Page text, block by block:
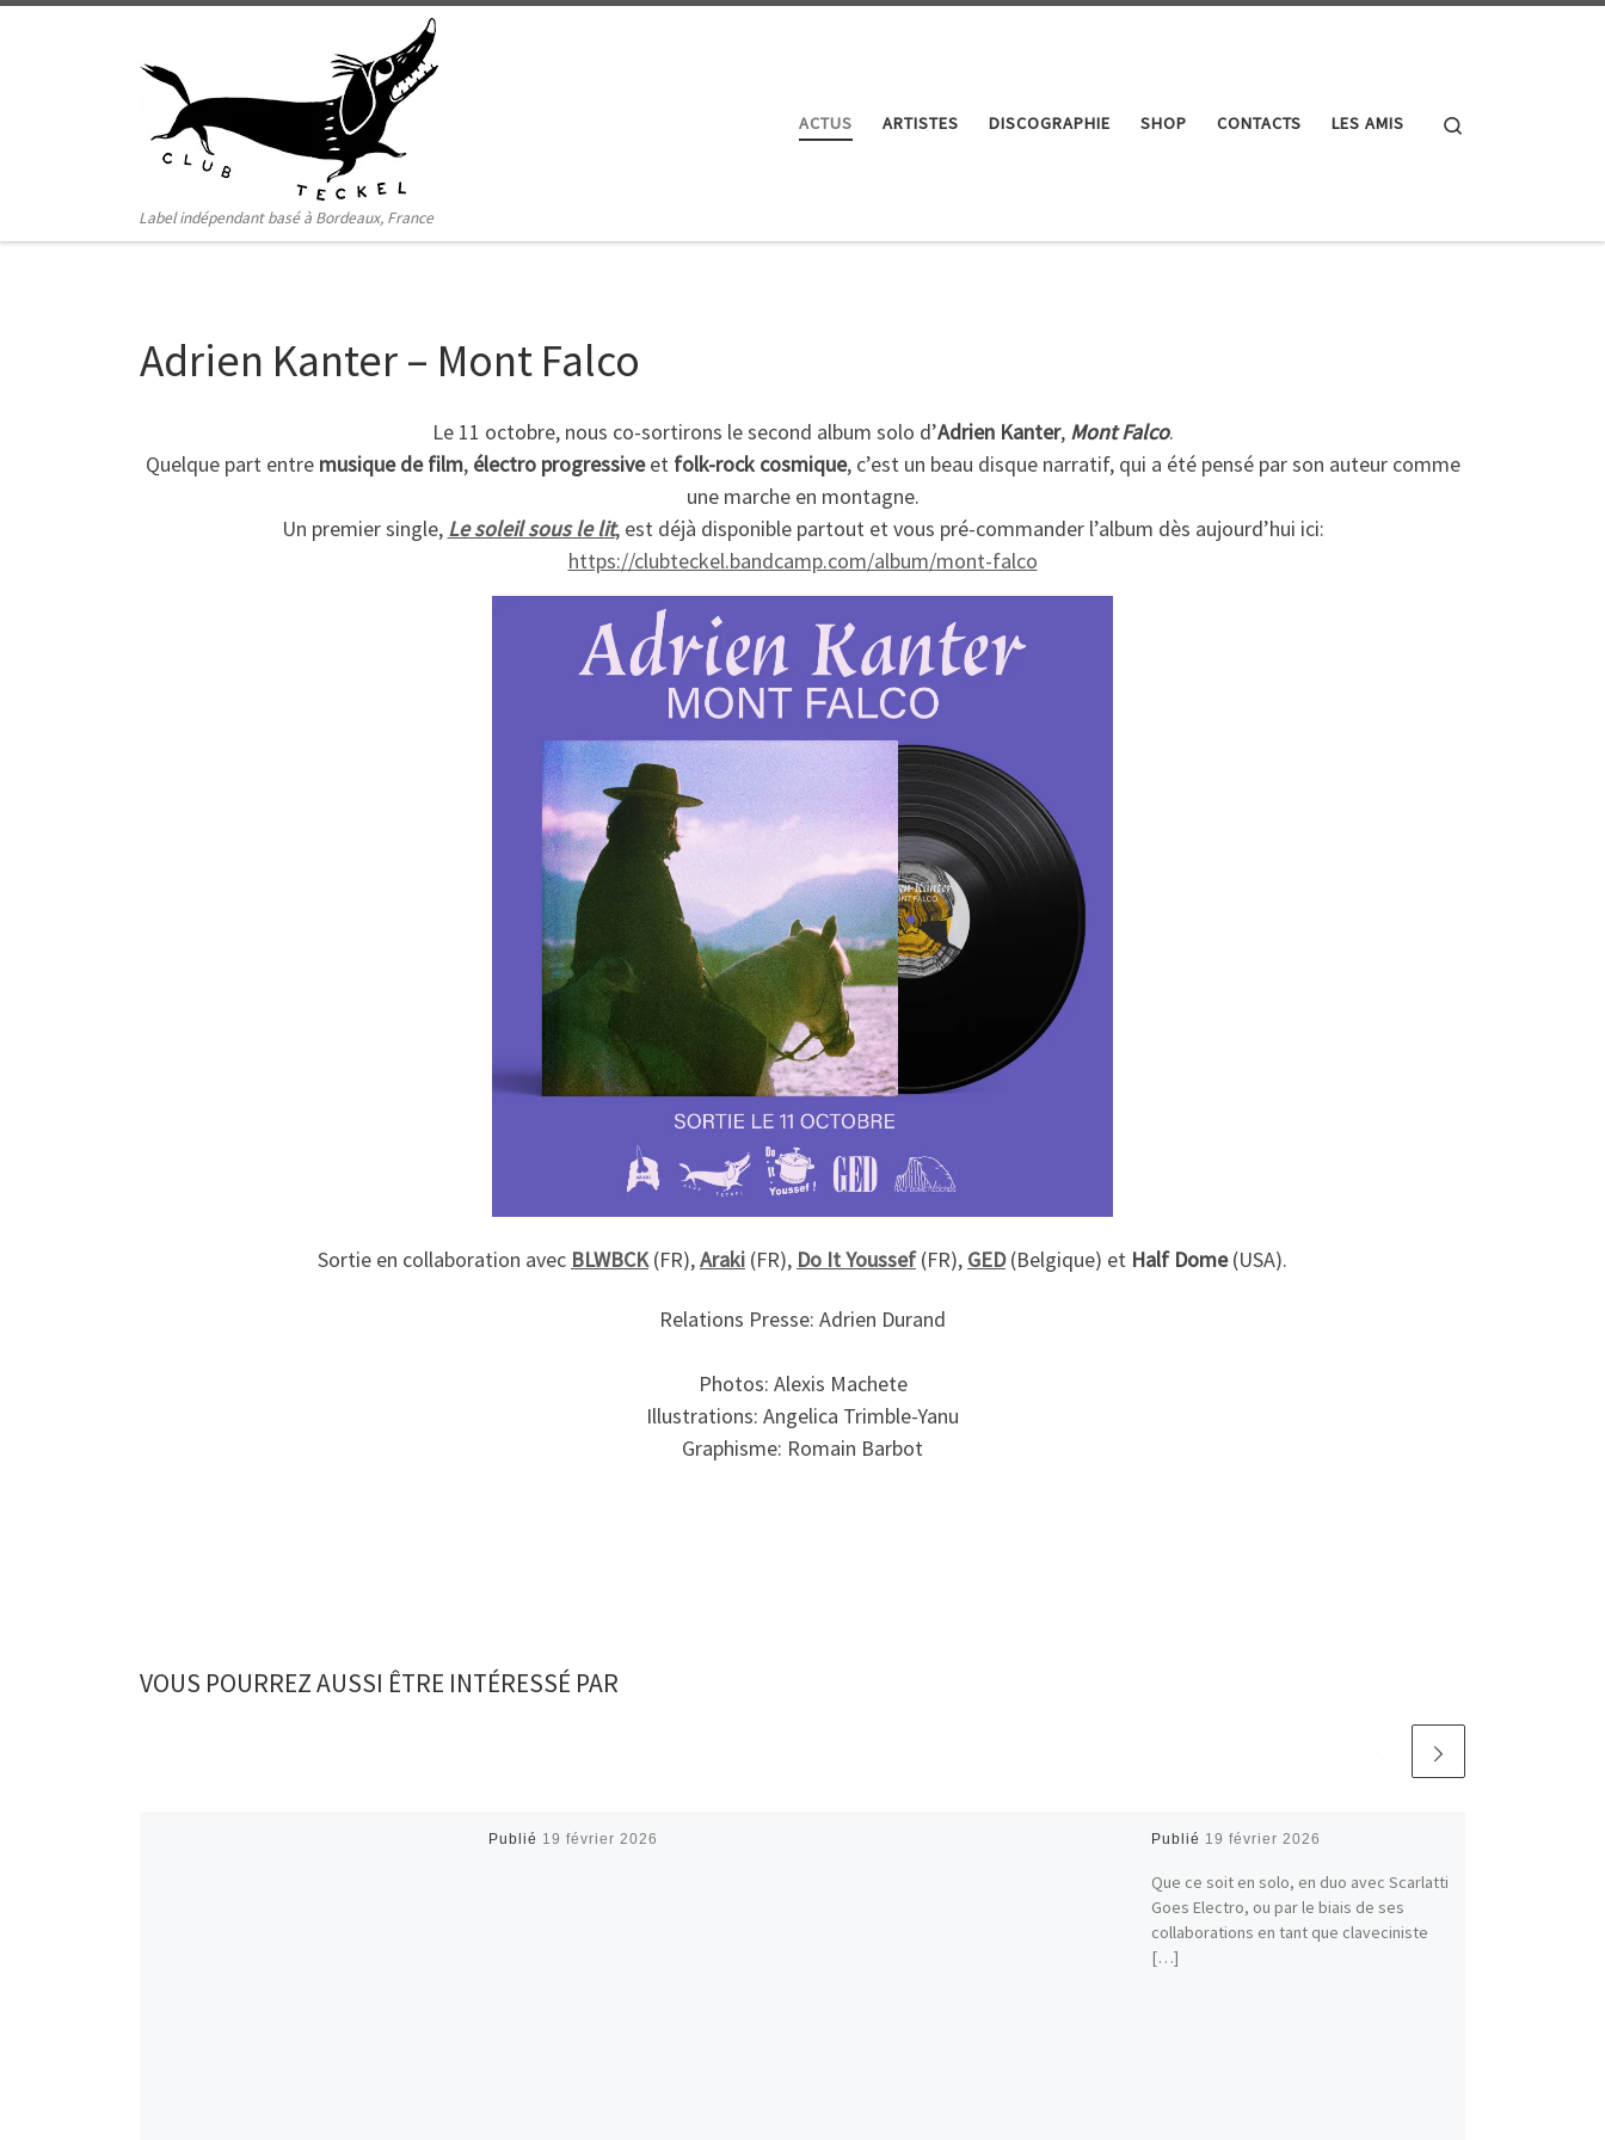
Label indépendant basé à Bordeaux, France
ACTUS ARTISTES DISCOGRAPHIE SHOP CONTACTS LES AMIS
Adrien Kanter – Mont Falco
Le 11 octobre, nous co-sortirons le second album solo d’Adrien Kanter, Mont Falco.
Quelque part entremusique de film, électro progressiveet folk-rock cosmique, c’est un beau disque narratif, qui a été pensé par son auteur comme
une marche en montagne.
Un premier single, Le soleil sous le lit, est déjà disponible partout et vous pré-commander l’album dès aujourd’hui ici:
https://clubteckel.bandcamp.com/album/mont-falco
Sortie en collaboration avec BLWBCK(FR),Araki (FR), Do It Youssef(FR), GED(Belgique) et Half Dome(USA).
Relations Presse: Adrien Durand
Photos: Alexis Machete
Illustrations: Angelica Trimble-Yanu
Graphisme: Romain Barbot
VOUS POURREZ AUSSI ÊTRE INTÉRESSÉ PAR
Publié 19 février 2026 Publié 19 février 2026
Que ce soit en solo, en duo avec Scarlatti
Goes Electro, ou par le biais de ses
collaborations en tant que claveciniste
[…]